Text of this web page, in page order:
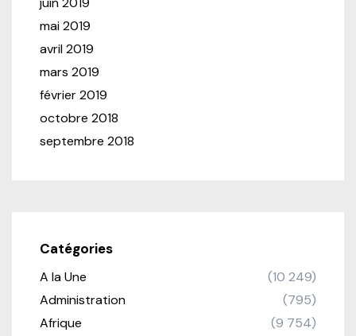
mai 2019
avril 2019
mars 2019
février 2019
octobre 2018
septembre 2018
Catégories
A la Une
(10 249)
Administration
(795)
Afrique
(9 754)